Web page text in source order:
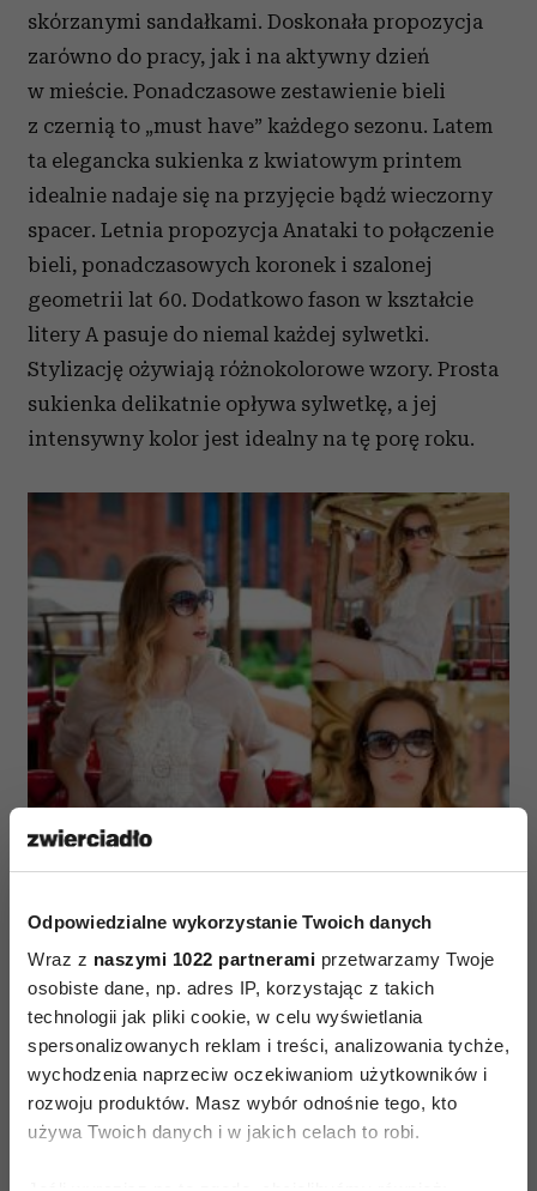
Odpowiedzialne wykorzystanie Twoich danych
Wraz z naszymi 1022 partnerami przetwarzamy Twoje
osobiste dane, np. adres IP, korzystając z takich
technologii jak pliki cookie, w celu wyświetlania
spersonalizowanych reklam i treści, analizowania tychże,
wychodzenia naprzeciw oczekiwaniom użytkowników i
rozwoju produktów. Masz wybór odnośnie tego, kto
używa Twoich danych i w jakich celach to robi.
skórzanymi sandałkami. Doskonała propozycja
zarówno do pracy, jak i na aktywny dzień
w mieście. Ponadczasowe zestawienie bieli
z czernią to „must have” każdego sezonu. Latem
ta elegancka sukienka z kwiatowym printem
idealnie nadaje się na przyjęcie bądź wieczorny
spacer. Letnia propozycja Anataki to połączenie
bieli, ponadczasowych koronek i szalonej
geometrii lat 60. Dodatkowo fason w kształcie
litery A pasuje do niemal każdej sylwetki.
Stylizację ożywiają różnokolorowe wzory. Prosta
sukienka delikatnie opływa sylwetkę, a jej
intensywny kolor jest idealny na tę porę roku.
Najnowsza kolekcja wiosna-lato 2012 jest
dostępna na .